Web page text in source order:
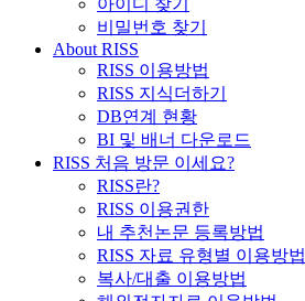
비밀번호 찾기
About RISS
RISS 이용방법
RISS 지식더하기
DB연계 현황
BI 및 배너 다운로드
RISS 처음 방문 이세요?
RISS란?
RISS 이용권한
내 추천논문 등록방법
RISS 자료 유형별 이용방법
복사/대출 이용방법